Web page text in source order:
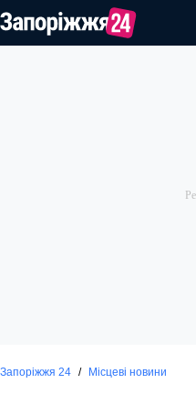
до
Запоріжжя 24 / Місцеві новини